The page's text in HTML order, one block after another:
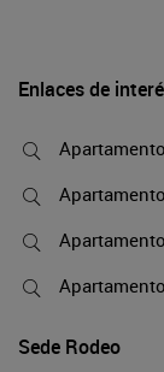
Enlaces de
Sede Rodeo